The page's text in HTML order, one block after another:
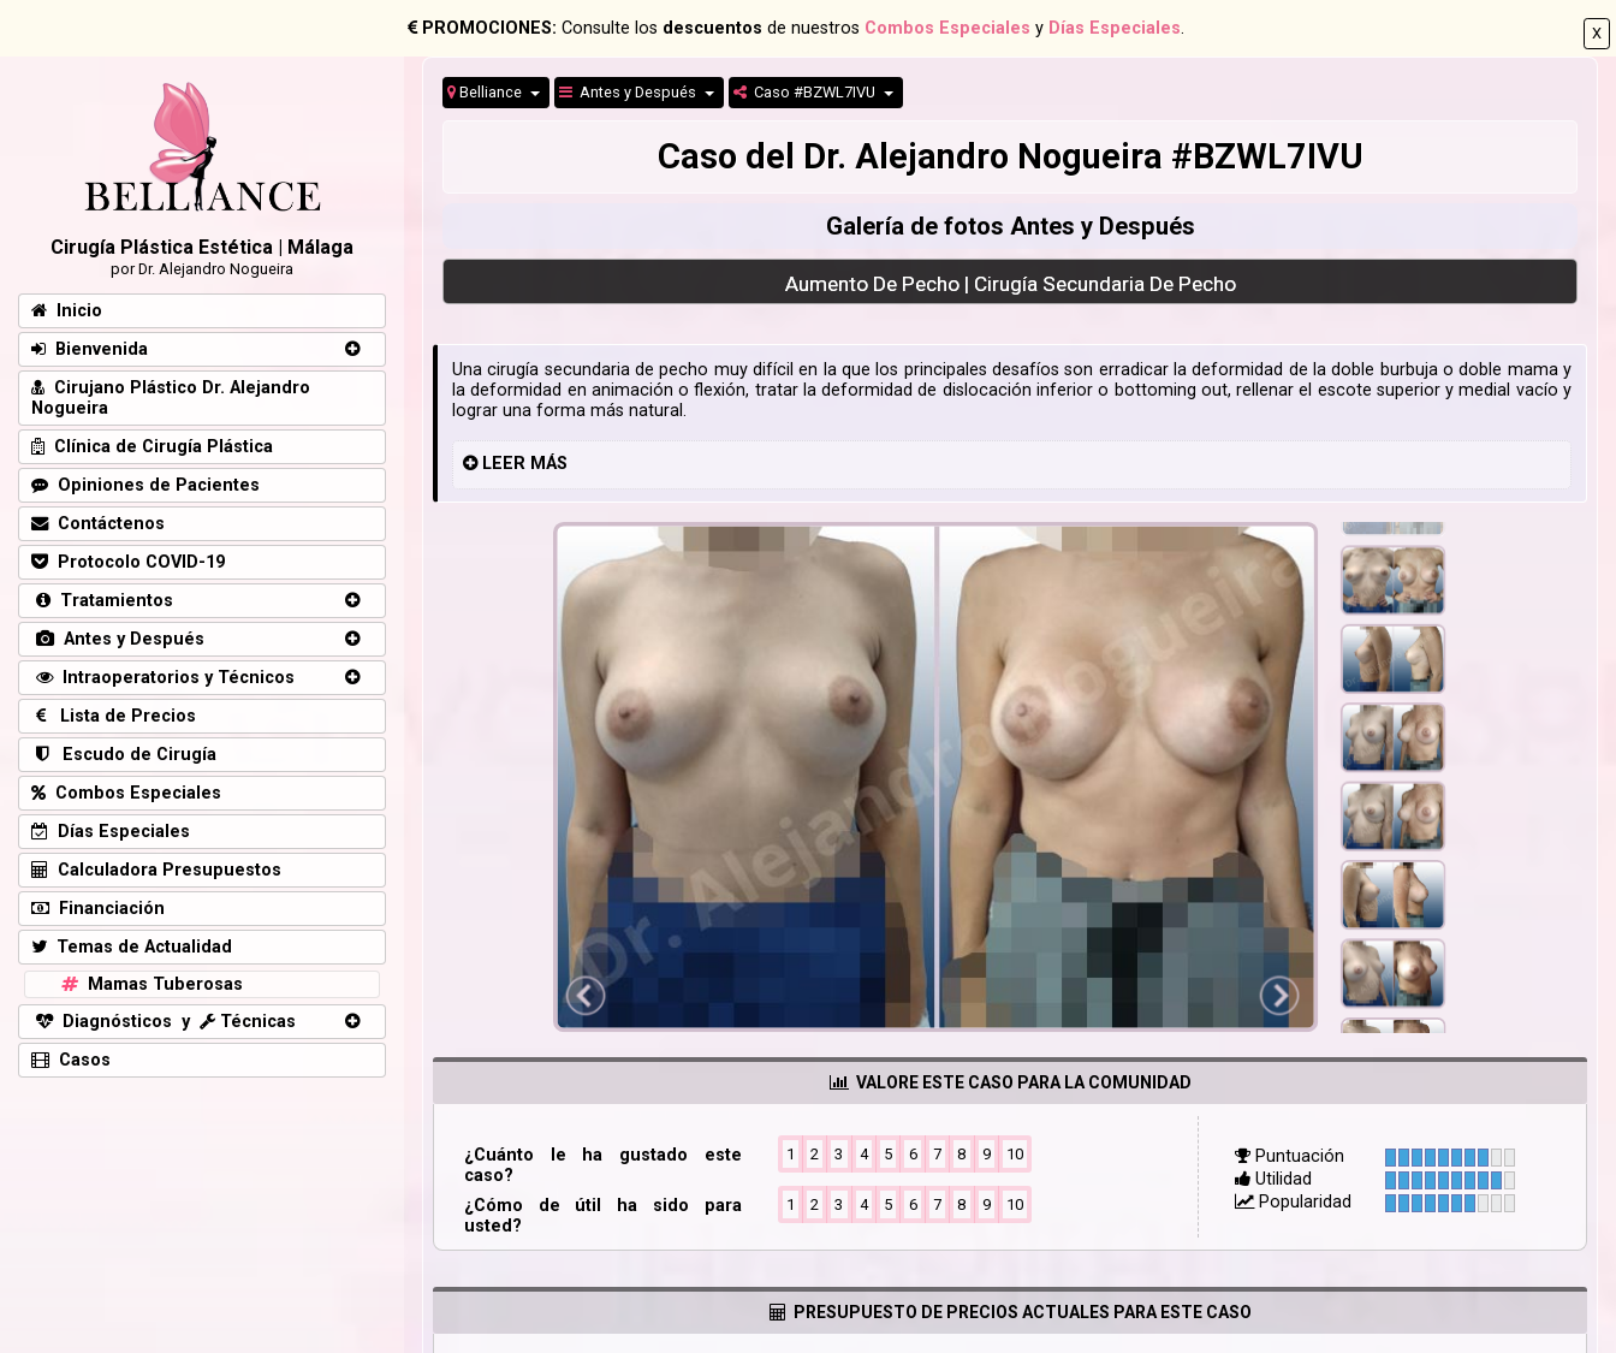
X
PROMOCIONES: Consulte los descuentos de nuestros Combos Especiales y Días Especiales.
Belliance Antes y Después Caso #BZWL7IVU
Caso del Dr. Alejandro Nogueira #BZWL7IVU
Galería de fotos Antes y Después
Aumento De Pecho | Cirugía Secundaria De Pecho
Una cirugía secundaria de pecho muy difícil en la que los principales desafíos son erradicar la deformidad de la doble burbuja o doble mama y
la deformidad en animación o flexión, tratar la deformidad de dislocación inferior o bottoming out, rellenar el escote superior y medial vacío y
lograr una forma más natural.
LEER MÁS
VALORE ESTE CASO PARA LA COMUNIDAD
¿Cuánto le ha gustado este
caso?
1 2 3 4 5 6 7 8 9 10
¿Cómo de útil ha sido para
usted?
1 2 3 4 5 6 7 8 9 10
Puntuación
Utilidad
Popularidad
PRESUPUESTO DE PRECIOS ACTUALES PARA ESTE CASO
Cirugía Plástica Estética | Málaga
por Dr. Alejandro Nogueira
Inicio
Bienvenida
Cirujano Plástico Dr. Alejandro
Nogueira
Clínica de Cirugía Plástica
Opiniones de Pacientes
Contáctenos
Protocolo COVID-19
Tratamientos
Antes y Después
Intraoperatorios y Técnicos
Lista de Precios
Escudo de Cirugía
Combos Especiales
Días Especiales
Calculadora Presupuestos
Financiación
Temas de Actualidad
Mamas Tuberosas
Diagnósticos y
Técnicas
Casos